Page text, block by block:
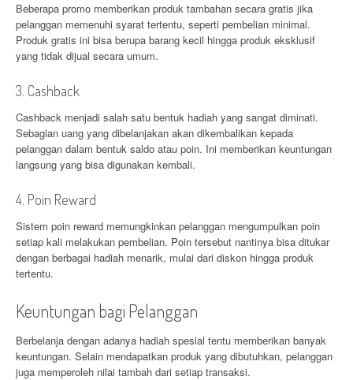
Beberapa promo memberikan produk tambahan secara gratis jika
pelanggan memenuhi syarat tertentu, seperti pembelian minimal.
Produk gratis ini bisa berupa barang kecil hingga produk eksklusif
yang tidak dijual secara umum.
3. Cashback
Cashback menjadi salah satu bentuk hadiah yang sangat diminati.
Sebagian uang yang dibelanjakan akan dikembalikan kepada
pelanggan dalam bentuk saldo atau poin. Ini memberikan keuntungan
langsung yang bisa digunakan kembali.
4. Poin Reward
Sistem poin reward memungkinkan pelanggan mengumpulkan poin
setiap kali melakukan pembelian. Poin tersebut nantinya bisa ditukar
dengan berbagai hadiah menarik, mulai dari diskon hingga produk
tertentu.
Keuntungan bagi Pelanggan
Berbelanja dengan adanya hadiah spesial tentu memberikan banyak
keuntungan. Selain mendapatkan produk yang dibutuhkan, pelanggan
juga memperoleh nilai tambah dari setiap transaksi.